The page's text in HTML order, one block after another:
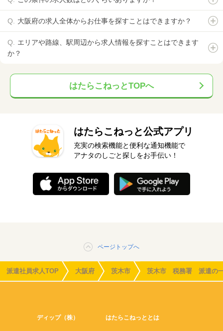
大阪府の求人全体からお仕事を探すことはできますか？
エリアや路線、駅周辺から求人情報を探すことはできます
か？
はたらこねっとTOPへ
はたらこねっと公式アプリ
充実の検索機能と便利な通知機能で
アナタのしごと探しをお手伝い！
ページトップへ
派遣社員求人TOP 大阪府 茨木市 茨木市 税務署 派遣の
ディップ（株） はたらこねっととは